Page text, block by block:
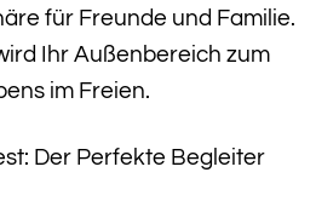
für Freunde und Familie.
Ihr Außenbereich zum
im Freien.
Der Perfekte Begleiter